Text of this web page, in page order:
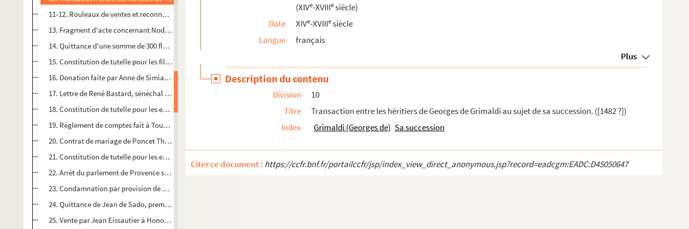
11-12. Rouleaux de ventes et reconnaissances faites à l'évêque de Nice par divers habitants de cette ville....
13. Fragment d'acte concernant Nodon Bardelin. (1490)
14. Quittance d'une somme de 300 florins, léguée pour célébration de messes par Honorade Ruffi, femme de...
15. Constitution de tutelle pour les filles de Jean de Pontevès (7 juin 1509)
16. Donation faite par Anne de Simiane à son frère Bertrand Raimbaud de Simiane, seigneur de Gordes
17. Lettre de René Bastard, sénéchal de Provence, pour l'exécution d'un arrêt du parlement dudit pays su...
18. Constitution de tutelle pour les enfants d'Antoine Ferrand d'Aix. (30 mai 1528)
19. Règlement de comptes fait à Tourves entre Antoine Thomas et Jacques Fresquière. (25 décembre 1529)
20. Contrat de mariage de Poncet Thomas, du lieu des Pennes, et Jeannette Gautier, du lieu de Vauvenargu...
21. Constitution de tutelle pour les enfants de Guirardo de Caron du lieu de Villeneuve (Vence). (5 févr...
22. Arrêt du parlement de Provence sur le compte de tutelle rendu par Anne Reyne, de la ville d'Aix. (8 ...
23. Condamnation par provision de Pierre Vitallis, conseiller en la Chambre des Comptes de Provence, à p...
24. Quittance de Jean de Sado, premier président de la Chambre des Comptes de Provence, pour les gages d...
25. Vente par Jean Eissautier à Honoré Appert d'un pré situé à Valensole. (8 octobre 1581)
(XIVe-XVIIIesiècle)
Date
XIVe-XVIIIesiècle
Langue
français
Plus
Description du contenu
Division
10
Titre
Transaction entre les héritiers de Georges de Grimaldi au sujet de sa succession. ([1482 ?])
Index
Grimaldi (Georges de) Sa succession
Citer ce document : https://ccfr.bnf.fr/portailccfr/jsp/index_view_direct_anonymous.jsp?record=eadcgm:EADC:D45050647